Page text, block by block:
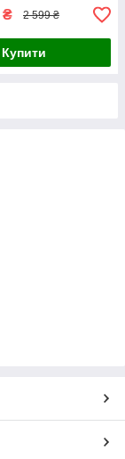
₴ 2 599 ₴
Купити